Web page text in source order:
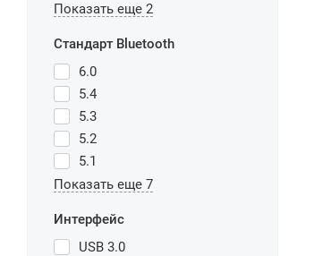
Показать еще 2
Стандарт Bluetooth
6.0
5.4
5.3
5.2
5.1
Показать еще 7
Интерфейс
USB 3.0